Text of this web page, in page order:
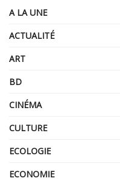
A LA UNE
ACTUALITÉ
ART
BD
CINÉMA
CULTURE
ECOLOGIE
ECONOMIE